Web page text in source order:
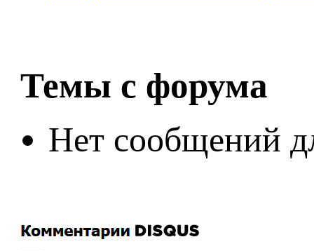
Темы с форума
Нет сообщений